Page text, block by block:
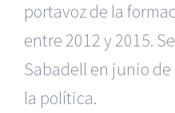
portavoz de la
entre 2012 y 2015.
Sabadell en junio
la política.